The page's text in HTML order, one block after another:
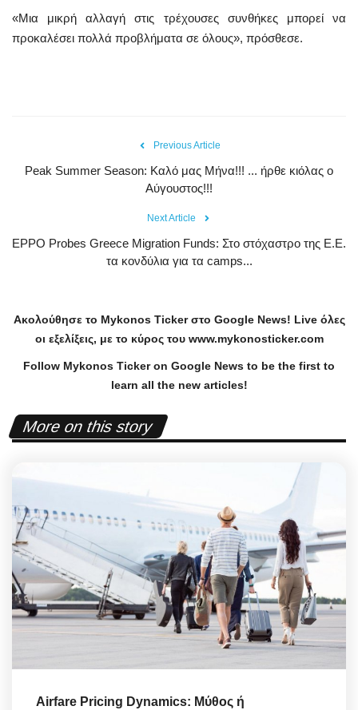
«Μια μικρή αλλαγή στις τρέχουσες συνθήκες μπορεί να
προκαλέσει πολλά προβλήματα σε όλους», πρόσθεσε.
Previous Article
Peak Summer Season: Kαλό μας Μήνα!!! ... ήρθε κιόλας ο
Αύγουστος!!!
Next Article
EPPO Probes Greece Migration Funds: Στο στόχαστρο της Ε.Ε.
τα κονδύλια για τα camps...
Ακολούθησε το Mykonos Tickerστο Google News! Liveόλες
οι εξελίξεις, με το κύρος του www.mykonosticker.com
Follow Mykonos Ticker on Google News to be the first to
learn all the new articles!
More on this story
Airfare Pricing Dynamics: Μύθος ή